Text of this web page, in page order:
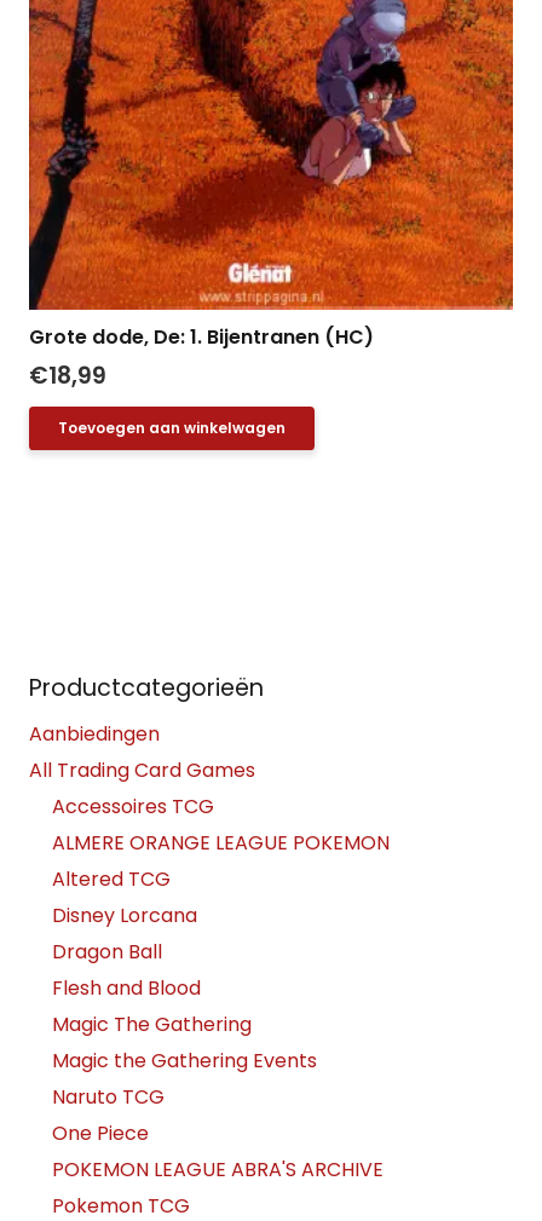
Grote dode, De: 1. Bijentranen (HC)
€18,99
Toevoegen aan winkelwagen
Productcategorieën
Aanbiedingen
All Trading Card Games
Accessoires TCG
ALMERE ORANGE LEAGUE POKEMON
Altered TCG
Disney Lorcana
Dragon Ball
Flesh and Blood
Magic The Gathering
Magic the Gathering Events
Naruto TCG
One Piece
POKEMON LEAGUE ABRA'S ARCHIVE
Pokemon TCG